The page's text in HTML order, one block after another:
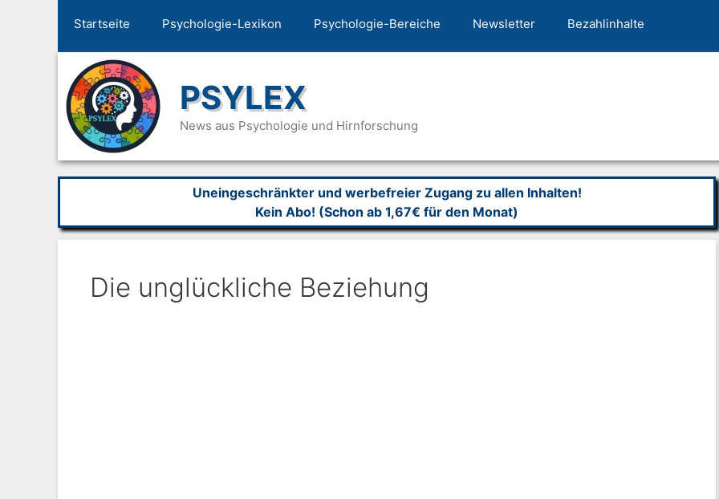
Startseite Psychologie-Lexikon Psychologie-Bereiche Newsletter Bezahlinhalte
PSYLEX
News aus Psychologie und Hirnforschung
Uneingeschränkter und werbefreier Zugang zu allen Inhalten!
Kein Abo! (Schon ab 1,67€ für den Monat)
Die unglückliche Beziehung